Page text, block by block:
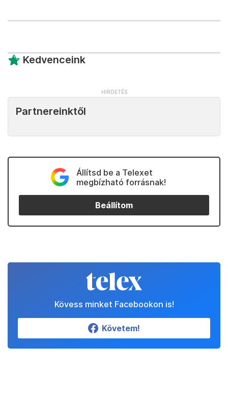
Kedvenceink
Partnereinktől
Állítsd be a Telexet
megbízható forrásnak!
Beállítom
Kövess minket Facebookon is!
Követem!